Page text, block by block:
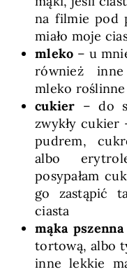
na filmie pod
miało moje
mleko – u
również
mleko roślinne
cukier – do
zwykły cukier
pudrem,
albo
posypałam
go zastąpić
ciasta
mąka pszenna
tortową, albo
inne lekkie